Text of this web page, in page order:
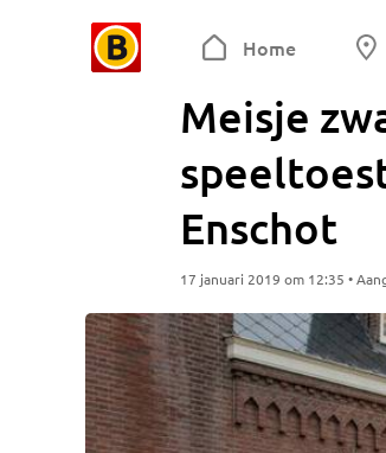
Home
Meisje
Enschot
17 januari 2019 om 12:35 •